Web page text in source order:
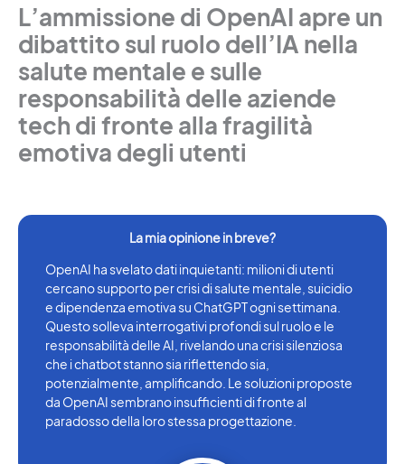
L’ammissione di OpenAI apre un
dibattito sul ruolo dell’IA nella
salute mentale e sulle
responsabilità delle aziende
tech di fronte alla fragilità
emotiva degli utenti
OpenAI ha svelato dati inquietanti: milioni di utenti
cercano supporto per crisi di salute mentale, suicidio
e dipendenza emotiva su ChatGPT ogni settimana.
Questo solleva interrogativi profondi sul ruolo e le
responsabilità delle AI, rivelando una crisi silenziosa
che i chatbot stanno sia riflettendo sia,
potenzialmente, amplificando. Le soluzioni proposte
da OpenAI sembrano insufficienti di fronte al
paradosso della loro stessa progettazione.